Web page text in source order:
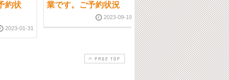
約状
2023-01-31
業です。ご予約状況
2023-09-19
業です。
2024-11-
PAGE TOP